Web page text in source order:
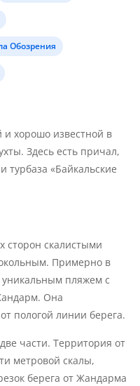
Обозрения
и хорошо известной в
Здесь есть причал,
турбаза «Байкальские
сторон скалистыми
Примерно в
пляжем с
Она
пологой линии берега.
части. Территория от
метровой скалы,
берега от Жандарма